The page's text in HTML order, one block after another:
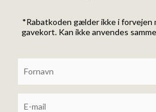
*Rabatkoden gælder ikke i forvejen
gavekort. Kan ikke anvendes